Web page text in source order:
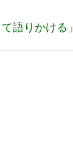
語りかける」